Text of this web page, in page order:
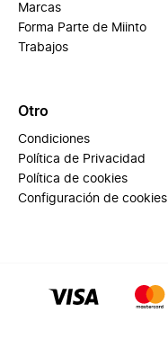
Marcas
Forma Parte de Miinto
Trabajos
Otro
Condiciones
Política de Privacidad
Política de cookies
Configuración de cookies